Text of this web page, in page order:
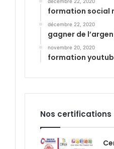
formation social
décembre 22, 2020
gagner de
novembre 20, 2020
formation
Nos certifications